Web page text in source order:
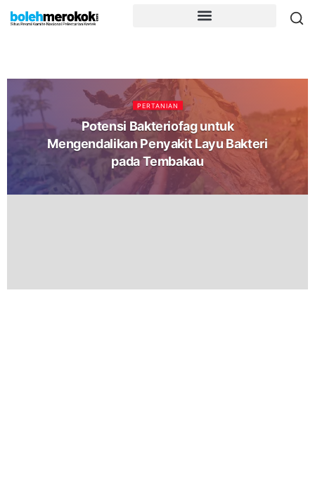
PERTANIAN
Potensi Bakteriofag untuk
Mengendalikan Penyakit Layu Bakteri
pada Tembakau